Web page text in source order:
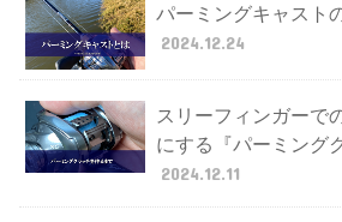
パーミングキャスト
2024.12.24
スリーフィンガーで
にする『パーミング
2024.12.11